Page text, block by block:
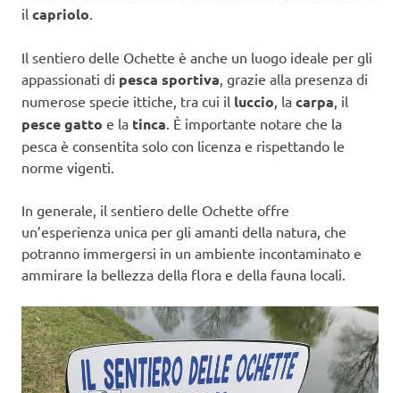
il capriolo.
Il sentiero delle Ochette è anche un luogo ideale per gli
appassionati di pesca sportiva, grazie alla presenza di
numerose specie ittiche, tra cui il luccio, la carpa, il
pesce gatto e la tinca. È importante notare che la
pesca è consentita solo con licenza e rispettando le
norme vigenti.
In generale, il sentiero delle Ochette offre
un’esperienza unica per gli amanti della natura, che
potranno immergersi in un ambiente incontaminato e
ammirare la bellezza della flora e della fauna locali.